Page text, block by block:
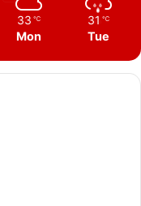
33 ℃
Mon
31 ℃
Tue